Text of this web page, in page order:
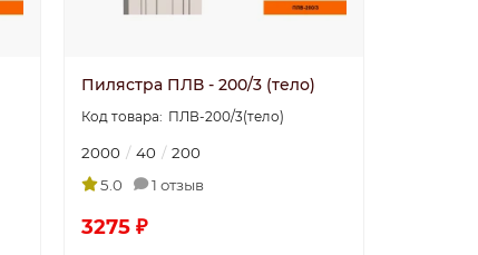
Пилястра ПЛВ - 200/3 (тело)
ПЛВ-200/3(тело)
2000 40
200
5.0
1 отзыв
3275 ₽